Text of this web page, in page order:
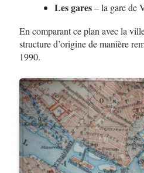
Les gares– la gare de
En comparant ce plan avec la
structure d’origine de manière
1990.